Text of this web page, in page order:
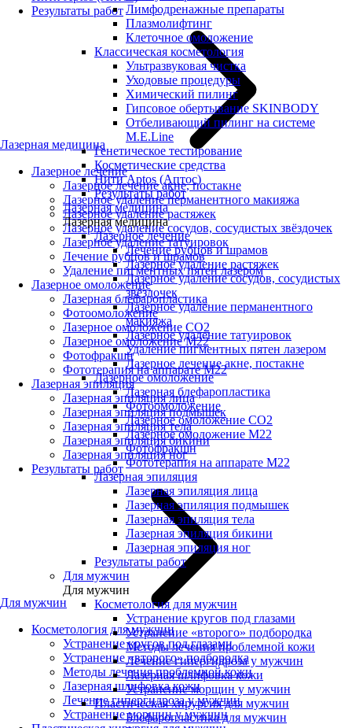
Результаты работ
Лазерная медицина
Лазерное лечение
Лазерное лечение акне, постакне
Лазерное удаление перманентного макияжа
Лазерное удаление растяжек
Лазерное удаление сосудов, сосудистых звёздочек
Лазерное удаление татуировок
Лечение рубцов и шрамов
Удаление пигментных пятен лазером
Лазерное омоложение
Лазерная блефаропластика
Фотоомоложение
Лазерное омоложение CO2
Лазерное омоложение M22
Фотофракшн
Фототерапия на аппарате М22
Лазерная эпиляция
Лазерная эпиляция лица
Лазерная эпиляция подмышек
Лазерная эпиляция тела
Лазерная эпиляция бикини
Лазерная эпиляция ног
Результаты работ
Для мужчин
Косметология для мужчин
Устранение кругов под глазами
Устранение «второго» подбородка
Методы лечения проблемной кожи
Лазерная шлифовка кожи
Лечение гипергидроза у мужчин
Устранение морщин у мужчин
Лимфодренажные препараты
Плазмолифтинг
Клеточное омоложение
Классическая косметология
Ультразвуковая чистка
Уходовые процедуры
Химический пилинг
Гипсовое обертывание SKINBODY
Отбеливающий пилинг на системе
M.E.Line
Генетическое тестирование
Косметические средства
Нити Aptos (Аптос)
Результаты работ
Лазерная медицина
Лазерная медицина
Лазерное лечение
Лечение рубцов и шрамов
Лазерное удаление растяжек
Лазерное удаление сосудов, сосудистых
звёздочек
Лазерное удаление перманентного
макияжа
Лазерное удаление татуировок
Удаление пигментных пятен лазером
Лазерное лечение акне, постакне
Лазерное омоложение
Лазерная блефаропластика
Фотоомоложение
Лазерное омоложение CO2
Лазерное омоложение M22
Фотофракшн
Фототерапия на аппарате М22
Лазерная эпиляция
Лазерная эпиляция лица
Лазерная эпиляция подмышек
Лазерная эпиляция тела
Лазерная эпиляция бикини
Лазерная эпиляция ног
Результаты работ
Для мужчин
Для мужчин
Косметология для мужчин
Устранение кругов под глазами
Устранение «второго» подбородка
Методы лечения проблемной кожи
Лечение гипергидроза у мужчин
Лазерная шлифовка кожи
Устранение морщин у мужчин
Пластическая хирургия для мужчин
Блефаропластика для мужчин